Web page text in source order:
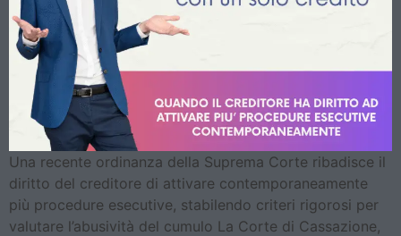
Una recente ordinanza della Suprema Corte ribadisce il
diritto del creditore di attivare contemporaneamente
più procedure esecutive, stabilendo criteri rigorosi per
valutare l’abusività del cumulo La Corte di Cassazione,